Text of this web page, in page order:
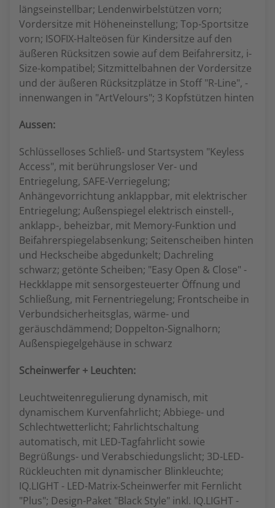
längseinstellbar; Lendenwirbelstützen vorn;
Vordersitze mit Höheneinstellung; Top-Sportsitze
vorn; ISOFIX-Halteösen für Kindersitze auf den
äußeren Rücksitzen sowie auf dem Beifahrersitz, i-
Size-kompatibel; Sitzmittelbahnen der Vordersitze
und der äußeren Rücksitzplätze in Stoff "R-Line", -
innenwangen in "ArtVelours"; 3 Kopfstützen hinten
Aussen:
Schlüsselloses Schließ- und Startsystem "Keyless
Access", mit berührungsloser Ver- und
Entriegelung, SAFE-Verriegelung;
Anhängevorrichtung anklappbar, mit elektrischer
Entriegelung; Außenspiegel elektrisch einstell-,
anklapp-, beheizbar, mit Memory-Funktion und
Beifahrerspiegelabsenkung; Seitenscheiben hinten
und Heckscheibe abgedunkelt; Dachreling
schwarz; getönte Scheiben; "Easy Open & Close" -
Heckklappe mit sensorgesteuerter Öffnung und
Schließung, mit Fernentriegelung; Frontscheibe in
Verbundsicherheitsglas, wärme- und
geräuschdämmend; Doppelton-Signalhorn;
Außenspiegelgehäuse in schwarz
Scheinwerfer + Leuchten:
Leuchtweitenregulierung dynamisch, mit
dynamischem Kurvenfahrlicht; Abbiege- und
Schlechtwetterlicht; Fahrlichtschaltung
automatisch, mit LED-Tagfahrlicht sowie
Begrüßungs- und Verabschiedungslicht; 3D-LED-
Rückleuchten mit dynamischer Blinkleuchte;
IQ.LIGHT - LED-Matrix-Scheinwerfer mit Fernlicht
"Plus"; Design-Paket "Black Style" inkl. IQ.LIGHT -